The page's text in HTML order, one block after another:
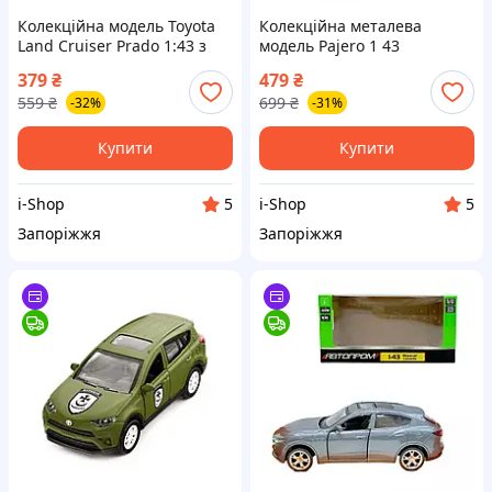
Колекційна модель Toyota
Land Cruiser Prado 1:43 з
відчиняються Шеврони
Героїв 110 ОМБР
379₴
559 ₴ -32%
Купити
i-Shop
5
Запоріжжя
Колекційна металева
модель Pajero 1 43
Шеврони героїв 47 ОМБр
військовий камуфляж
машинка
479₴
699 ₴ -31%
Купити
i-Shop
5
Запоріжжя